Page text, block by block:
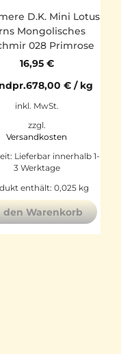
D.K. Mini Lotus
Mongolisches
028 Primrose
16,95 €
678,00€ / kg
inkl. MwSt.
zzgl.
Versandkosten
Lieferbar innerhalb 1-
3 Werktage
enthält: 0,025 kg
den Warenkorb